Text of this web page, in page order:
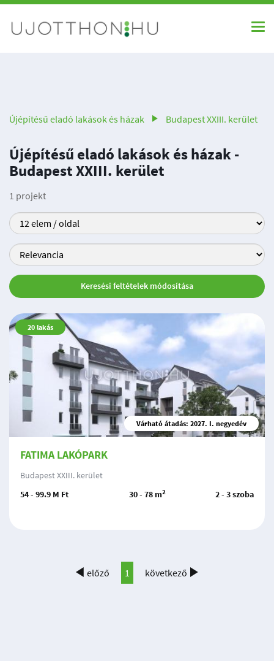
Újépítésű eladó lakások és házak Budapest XXIII. kerület
Újépítésű eladó lakások és házak -
Budapest XXIII. kerület
1 projekt
Keresési feltételek módosítása
20 lakás
Várható átadás: 2027. I. negyedév
FATIMA LAKÓPARK
Budapest XXIII. kerület
54 - 99.9 M Ft
30 - 78 m2 2 - 3 szoba
előző 1 következő